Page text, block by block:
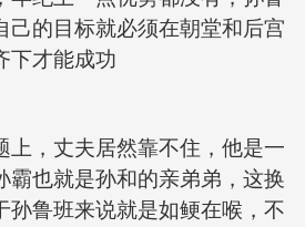
己的目标就必须在朝堂和后宫
下才能成功
，丈夫居然靠不住，他是一
霸也就是孙和的亲弟弟，这换
孙鲁班来说就是如鲠在喉，不